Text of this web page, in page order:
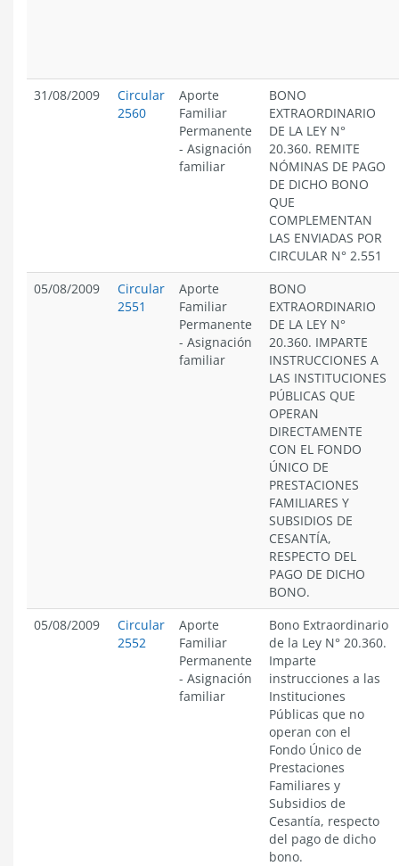
31/08/2009
Circular
2560
Aporte
Familiar
Permanente
- Asignación
familiar
BONO
EXTRAORDINARIO
DE LA LEY N°
20.360. REMITE
NÓMINAS DE PAGO
DE DICHO BONO
QUE
COMPLEMENTAN
LAS ENVIADAS POR
CIRCULAR N° 2.551
05/08/2009
Circular
2551
Aporte
Familiar
Permanente
- Asignación
familiar
BONO
EXTRAORDINARIO
DE LA LEY N°
20.360. IMPARTE
INSTRUCCIONES A
LAS INSTITUCIONES
PÚBLICAS QUE
OPERAN
DIRECTAMENTE
CON EL FONDO
ÚNICO DE
PRESTACIONES
FAMILIARES Y
SUBSIDIOS DE
CESANTÍA,
RESPECTO DEL
PAGO DE DICHO
BONO.
05/08/2009
Circular
2552
Aporte
Familiar
Permanente
- Asignación
familiar
Bono Extraordinario
de la Ley N° 20.360.
Imparte
instrucciones a las
Instituciones
Públicas que no
operan con el
Fondo Único de
Prestaciones
Familiares y
Subsidios de
Cesantía, respecto
del pago de dicho
bono.